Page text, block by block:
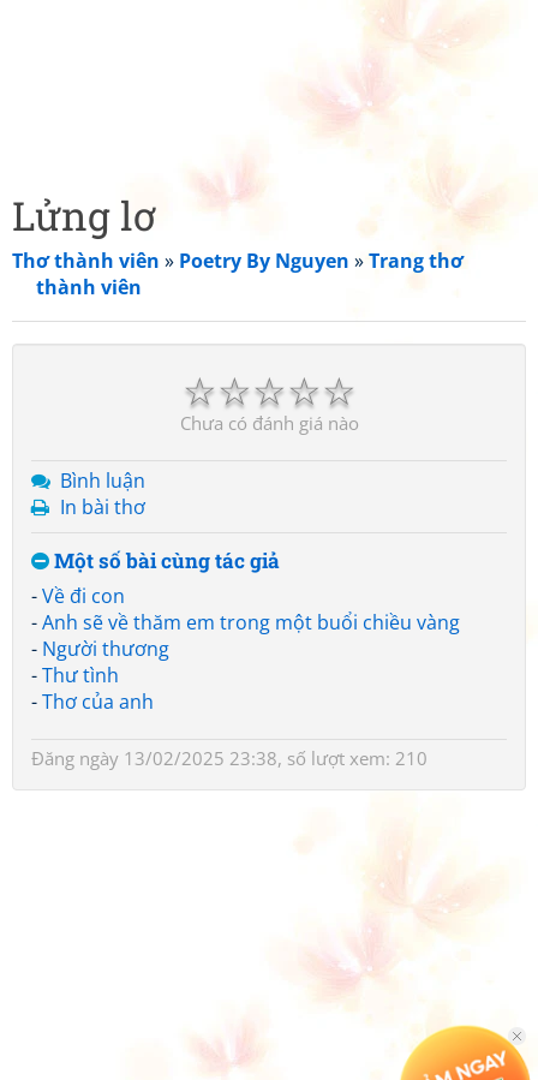
Lửng lơ
Thơ thành viên » Poetry By Nguyen »Trang thơ
thành viên
☆
☆
☆
☆
☆
Chưa có đánh giá nào
Bình luận
In bài thơ
Một số bài cùng tác giả
-Về đi con
-Anh sẽ về thăm em trong một buổi chiều vàng
- Người thương
-Thư tình
-Thơ của anh
Đăng ngày 13/02/2025 23:38, số lượt xem: 210